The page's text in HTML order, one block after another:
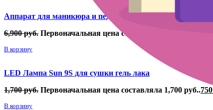
Аппарат для маникюра и педикюра Marathon 3 Champion
6,900руб. Первоначальная цена составляла 6,900 руб..
В корзину
LED Лампа Sun 9S для сушки гель лака
1,700руб. Первоначальная цена составляла 1,700 руб..750
В корзину